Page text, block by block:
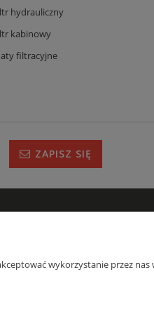
hydrauliczny
kabinowy
filtracyjne
ZAPISZ SIĘ
wykorzystanie przez